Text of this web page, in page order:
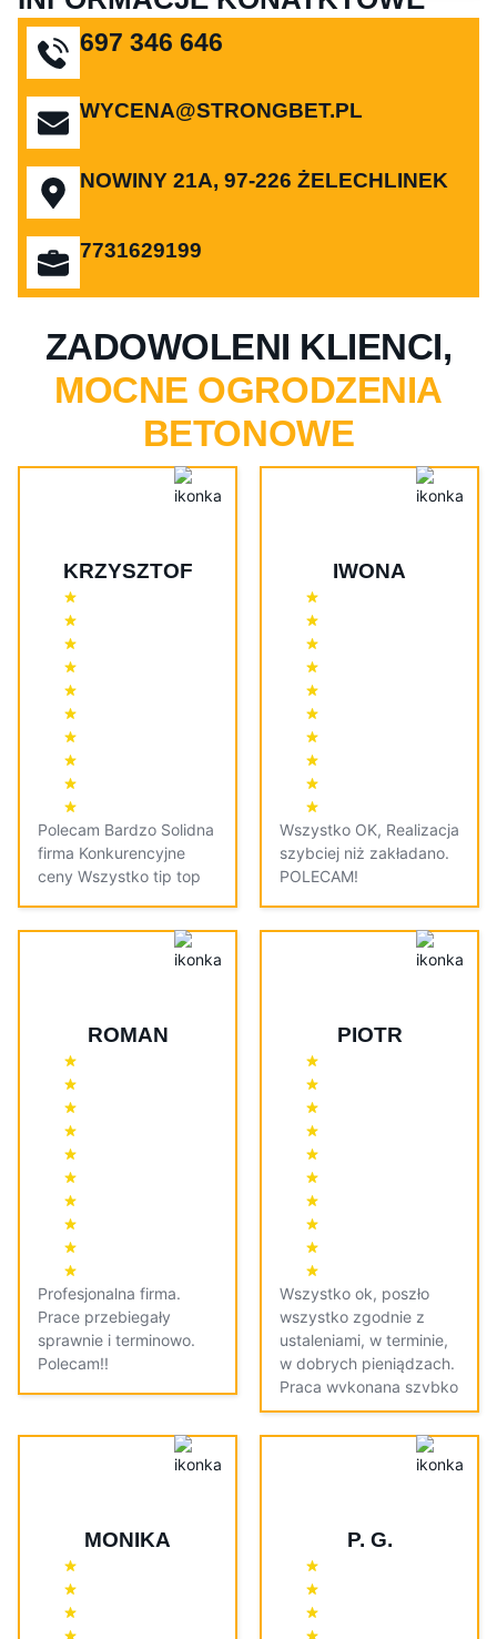
697 346 646
WYCENA@STRONGBET.PL
NOWINY 21A, 97-226 ŻELECHLINEK
7731629199
ZADOWOLENI KLIENCI,
MOCNE OGRODZENIA
BETONOWE
KRZYSZTOF
Polecam Bardzo Solidna
firma Konkurencyjne
ceny Wszystko tip top
IWONA
Wszystko OK, Realizacja
szybciej niż zakładano.
POLECAM!
ROMAN
Profesjonalna firma.
Prace przebiegały
sprawnie i terminowo.
Polecam!!
PIOTR
Wszystko ok, poszło
wszystko zgodnie z
ustaleniami, w terminie,
w dobrych pieniądzach.
Praca wykonana szybko
i dokładnie.
MONIKA P. G.